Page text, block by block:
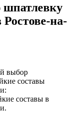
шпатлевку
на-
выбор
составы
составы в